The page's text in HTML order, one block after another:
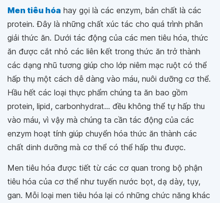
Men tiêu hóa hay gọi là các enzym, bản chất là các
protein. Đây là những chất xúc tác cho quá trình phân
giải thức ăn. Dưới tác động của các men tiêu hóa, thức
ăn được cắt nhỏ các liên kết trong thức ăn trở thành
các dạng nhũ tương giúp cho lớp niêm mạc ruột có thể
hấp thụ một cách dễ dàng vào máu, nuôi dưỡng cơ thể.
Hầu hết các loại thực phẩm chúng ta ăn bao gồm
protein, lipid, carbonhydrat... đều không thể tự hấp thu
vào máu, vì vậy mà chúng ta cần tác động của các
enzym hoạt tính giúp chuyển hóa thức ăn thành các
chất dinh dưỡng mà cơ thể có thể hấp thu được.
Men tiêu hóa được tiết từ các cơ quan trong bộ phận
tiêu hóa của cơ thể như tuyến nước bọt, dạ dày, tụy,
gan. Mỗi loại men tiêu hóa lại có những chức năng khác